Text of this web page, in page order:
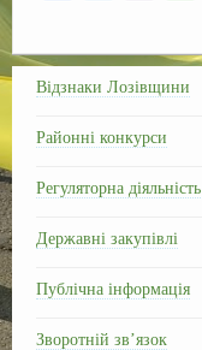
Сесії
o
k
e
r
m
p
Відзнаки Лозівщини
Районні конкурси
Регуляторна діяльність
Державні закупівлі
Публічна інформація
Зворотній зв’язок